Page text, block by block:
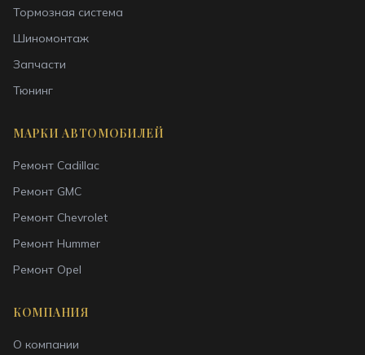
Тормозная система
Шиномонтаж
Запчасти
Тюнинг
МАРКИ АВТОМОБИЛЕЙ
Ремонт Cadillac
Ремонт GMC
Ремонт Chevrolet
Ремонт Hummer
Ремонт Opel
КОМПАНИЯ
О компании